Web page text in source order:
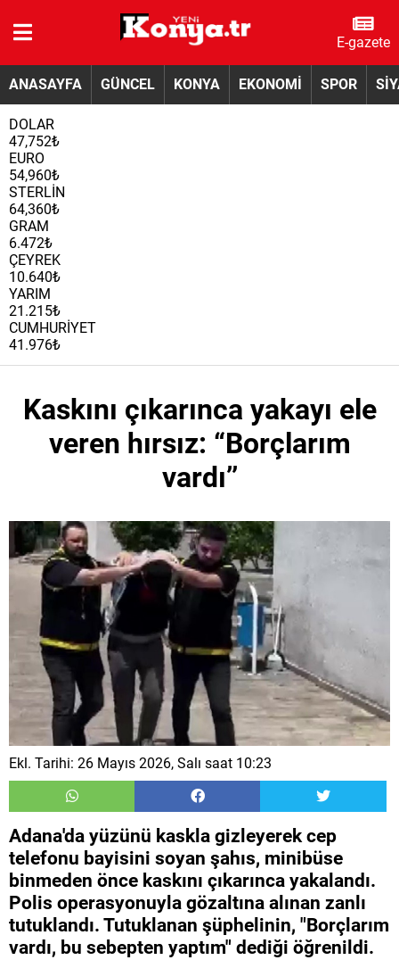
E-gazete
ANASAYFA GÜNCEL KONYA EKONOMİ SPOR
DOLAR
47,752₺
EURO
54,960₺
STERLİN
64,360₺
GRAM
6.472₺
ÇEYREK
10.640₺
YARIM
21.215₺
CUMHURİYET
41.976₺
Kaskını çıkarınca yakayı ele
veren hırsız: “Borçlarım
vardı’’
Ekl. Tarihi: 26 Mayıs 2026, Salı saat 10:23
Adana'da yüzünü kaskla gizleyerek cep
telefonu bayisini soyan şahıs, minibüse
binmeden önce kaskını çıkarınca yakalandı.
Polis operasyonuyla gözaltına alınan zanlı
tutuklandı. Tutuklanan şüphelinin, "Borçlarım
vardı, bu sebepten yaptım" dediği öğrenildi.